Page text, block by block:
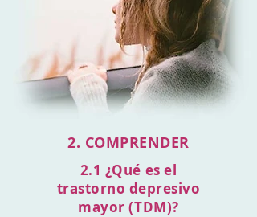
2. COMPRENDER
2.1 ¿Qué es el
trastorno depresivo
mayor (TDM)?